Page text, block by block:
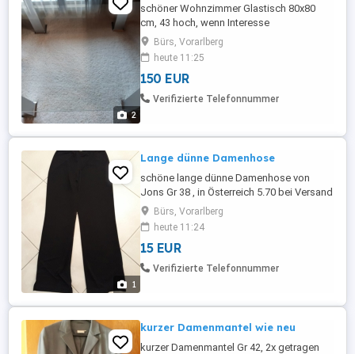
2
schöner Wohnzimmer Glastisch 80x80
cm, 43 hoch, wenn Interesse
tel.06644069291
Bürs, Vorarlberg
heute 11:25
150 EUR
Verifizierte Telefonnummer
1
Lange dünne Damenhose
schöne lange dünne Damenhose von
Jons Gr 38 , in Österreich 5.70 bei Versand
dazu, wenn Interesse tel.06644069291
Bürs, Vorarlberg
heute 11:24
15 EUR
Verifizierte Telefonnummer
kurzer Damenmantel wie neu
kurzer Damenmantel Gr 42, 2x getragen